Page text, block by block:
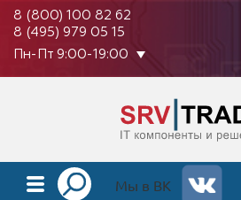
8 (800) 100 82 62
8 (495) 979 05 15
Пн-Пт 9:00-19:00
КАТАЛОГ
Мы в ВК